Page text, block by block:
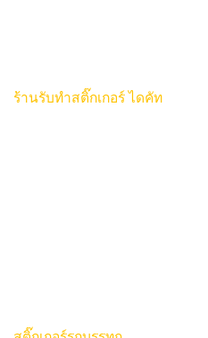
ร้านรับทําสติ๊กเกอร์ ไดคัท